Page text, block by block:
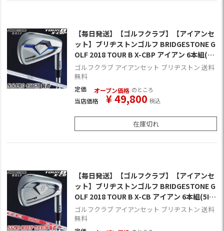
【毎日発送】【ゴルフクラブ】【アイアンセ
ット】ブリヂストンゴルフ BRIDGESTONE G
OLF 2018 TOUR B X-CBP アイアン 6本組(5I-
PW) [N.S.PRO 950GH装着](日本正規品)
ゴルフクラブ アイアンセット ブリヂストン 送料
無料
定価 オープン価格 のところ
当店価格 ¥49,800 税込
在庫切れ
【毎日発送】【ゴルフクラブ】【アイアンセ
ット】ブリヂストンゴルフ BRIDGESTONE G
OLF 2018 TOUR B X-CB アイアン 6本組(5I-P
W) [N.S.PRO MODUS3 TOUR120装着](日本
正規品)
ゴルフクラブ アイアンセット ブリヂストン 送料
無料